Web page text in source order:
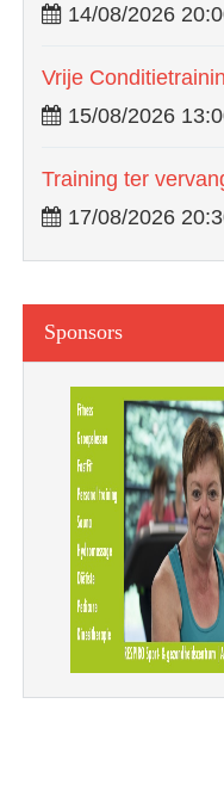
14/08/2026
Vrije
15/08/2026
Training ter
17/08/2026
Sponsors